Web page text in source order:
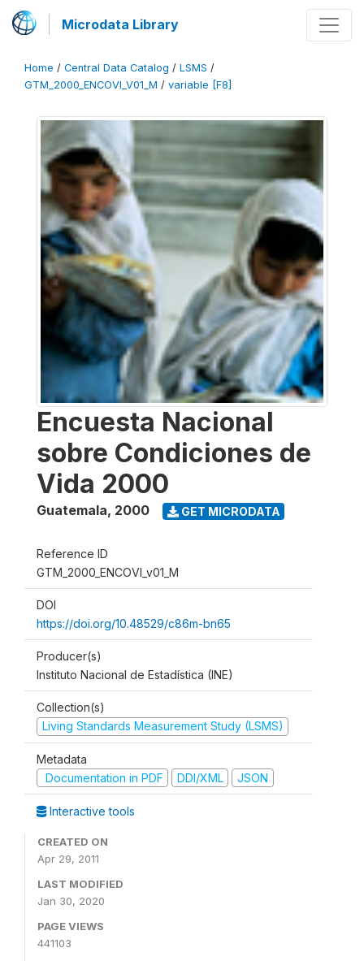
Microdata Library
Home / Central Data Catalog / LSMS /
GTM_2000_ENCOVI_V01_M / variable [F8]
Encuesta Nacional
sobre Condiciones de
Vida 2000
Guatemala, 2000 GET MICRODATA
Reference ID
GTM_2000_ENCOVI_v01_M
DOI
https://doi.org/10.48529/c86m-bn65
Producer(s)
Instituto Nacional de Estadística (INE)
Collection(s)
Living Standards Measurement Study (LSMS)
Metadata
Documentation in PDF
DDI/XML JSON
Interactive tools
CREATED ON
Apr 29, 2011
LAST MODIFIED
Jan 30, 2020
PAGE VIEWS
441103